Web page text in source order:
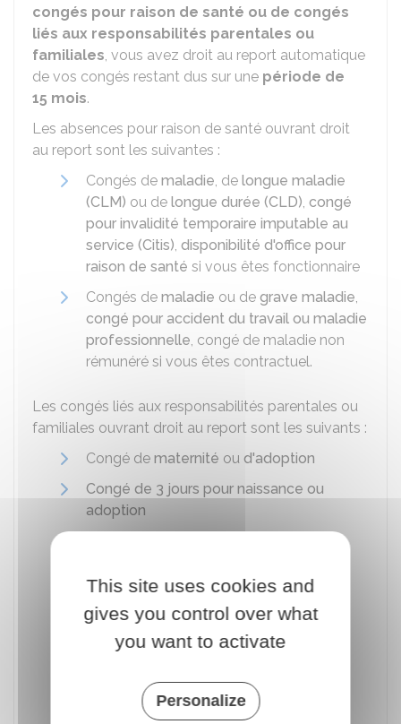
congés pour raison de santé ou de congés
liés aux responsabilités parentales ou
familiales, vous avez droit au report automatique
de vos congés restant dus sur une période de
15 mois.
Les absences pour raison de santé ouvrant droit
au report sont les suivantes :
Congés de maladie, de longue maladie
(CLM) ou de longue durée (CLD), congé
pour invalidité temporaire imputable au
service (Citis), disponibilité d'office pour
raison de santé si vous êtes fonctionnaire
Congés de maladie ou de grave maladie,
congé pour accident du travail ou maladie
professionnelle, congé de maladie non
rémunéré si vous êtes contractuel.
Les congés liés aux responsabilités parentales ou
familiales ouvrant droit au report sont les suivants :
Congé de maternité ou d'adoption
Congé de 3 jours pour naissance ou
adoption
Congé de présence parentale
Congé de proche aidant
Congé de solidarité familiale
Congé parental
Congé non rémunéré pour se rendre en
This site uses cookies and
gives you control over what
you want to activate
Personalize